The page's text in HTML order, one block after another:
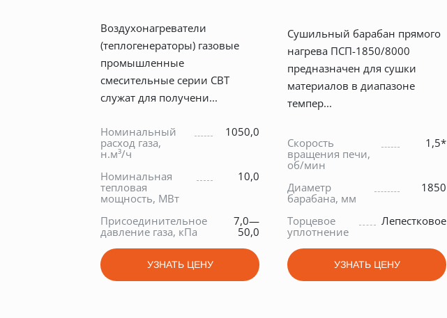
Воздухонагреватели
(теплогенераторы) газовые
промышленные
смесительные серии СВТ
служат для получени...
Номинальный
расход газа,
н.м³/ч
1050,0
Номинальная
тепловая
мощность, МВт
10,0
Присоединительное
давление газа, кПа
7,0—
50,0
УЗНАТЬ ЦЕНУ
Сушильный барабан прямого
нагрева ПСП-1850/8000
предназначен для сушки
материалов в диапазоне
темпер...
Скорость
вращения печи,
об/мин
1,5*
Диаметр
барабана, мм
1850
Торцевое
уплотнение
Лепестковое
УЗНАТЬ ЦЕНУ